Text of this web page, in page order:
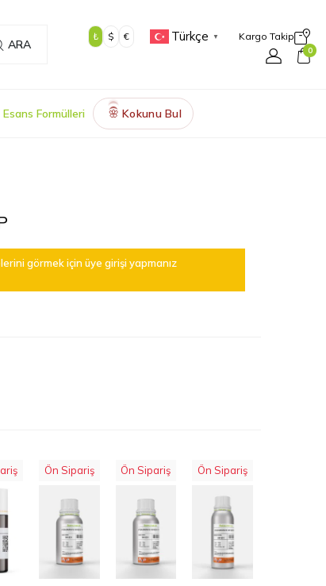
ARA
₺ $ € Türkçe ▼ Kargo Takip
0
Esans Formülleri 🌸 Kokunu Bul
görmek için üye girişi yapmanız
Ön Sipariş Ön Sipariş Ön Sipariş